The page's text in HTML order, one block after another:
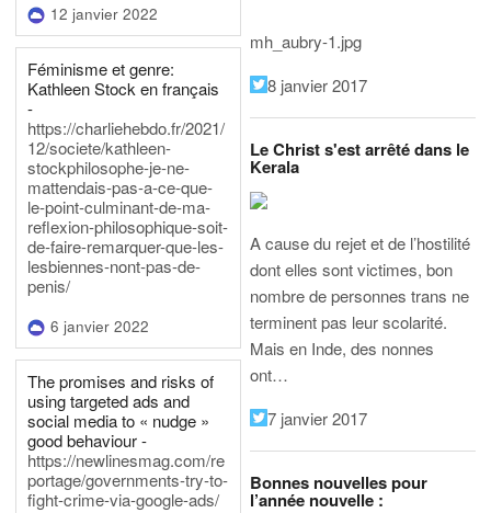
12 janvier 2022
Féminisme et genre:
Kathleen Stock en français
-
https://charliehebdo.fr/2021/
12/societe/kathleen-
stockphilosophe-je-ne-
mattendais-pas-a-ce-que-
le-point-culminant-de-ma-
reflexion-philosophique-soit-
de-faire-remarquer-que-les-
lesbiennes-nont-pas-de-
penis/
6 janvier 2022
The promises and risks of
using targeted ads and
social media to « nudge »
good behaviour -
https://newlinesmag.com/re
portage/governments-try-to-
fight-crime-via-google-ads/
mh_aubry-1.jpg
8 janvier 2017
Le Christ s'est arrêté dans le
Kerala
A cause du rejet et de l’hostilité
dont elles sont victimes, bon
nombre de personnes trans ne
terminent pas leur scolarité.
Mais en Inde, des nonnes
ont…
7 janvier 2017
Bonnes nouvelles pour
l’année nouvelle :